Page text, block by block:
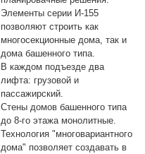
Элементы серии И-155
позволяют строить как
многосекционные дома, так и
дома башенного типа.
В каждом подъезде два
лифта: грузовой и
пассажирский.
Стены домов башенного типа
до 8-го этажа монолитные.
Технология "многовариантного
дома" позволяет создавать в